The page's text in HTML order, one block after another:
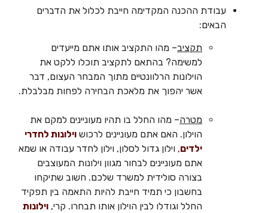
עבודת ההכנה המקדימה חייבת לכלול את הדברים
הבאים:
תקציב– מהו התקציב אותו אתם מייעדים
למשימה? בהתאם לתקציב תוכלו ללקט את
הוילונות הרלוונטיים מתוך המבחר העצום, דבר
אשר יהפוך את מלאכת הבחירה לפחות מבלבלת.
מטרה– מהו החלל בו תהיו מעוניינים למקם את
הוילון. האם אתם מעוניינים לרכוש וילונות לחדרי
ילדים, וילון גדול לסלון, וילון לחדר עבודה או שמא
אתם מעוניינים לבחור מגוון וילונות המעוצבים
בצורה סולידית למשרד שלכם. חשוב שתיקחו
בחשבון כי תמיד חייבת להיות התאמה בין תפקיד
החלל וגודלו לבין הוילון אותו תבחרו. קרי, וילונות